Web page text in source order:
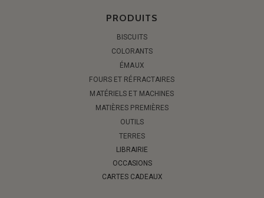
PRODUITS
BISCUITS
COLORANTS
ÉMAUX
FOURS ET RÉFRACTAIRES
MATÉRIELS ET MACHINES
MATIÈRES PREMIÈRES
OUTILS
TERRES
LIBRAIRIE
OCCASIONS
CARTES CADEAUX